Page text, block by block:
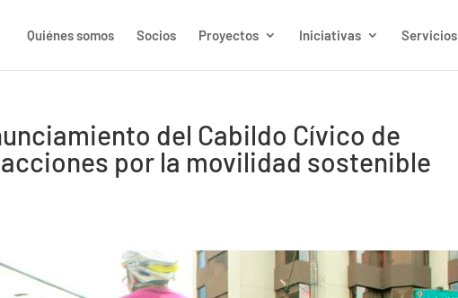
Quiénes somos Socios Proyectos Iniciativas Servicios
del Cabildo Cívico de
por la movilidad sostenible